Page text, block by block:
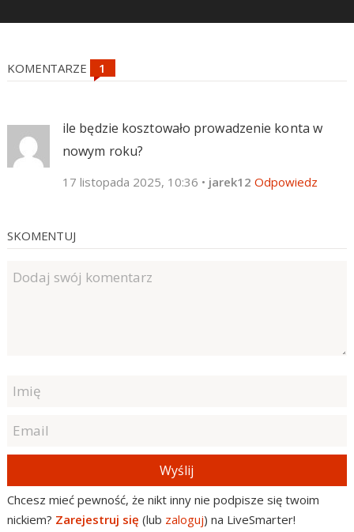
KOMENTARZE
ile będzie kosztowało prowadzenie konta w
nowym roku?
17 listopada 2025, 10:36 • jarek12 Odpowiedz
SKOMENTUJ
Wyślij
Chcesz mieć pewność, że nikt inny nie podpisze się twoim
nickiem? Zarejestruj się (lub zaloguj) na LiveSmarter!